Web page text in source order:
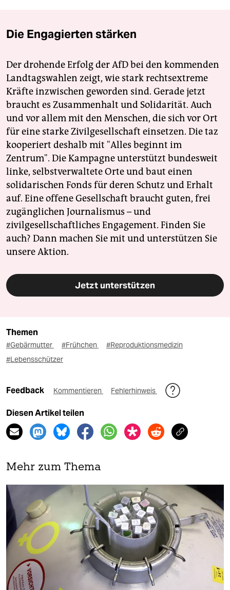
Die Engagierten stärken
Der drohende Erfolg der AfD bei den kommenden
Landtagswahlen zeigt, wie stark rechtsextreme
Kräfte inzwischen geworden sind. Gerade jetzt
braucht es Zusammenhalt und Solidarität. Auch
und vor allem mit den Menschen, die sich vor Ort
für eine starke Zivilgesellschaft einsetzen. Die taz
kooperiert deshalb mit "Alles beginnt im
Zentrum". Die Kampagne unterstützt bundesweit
linke, selbstverwaltete Orte und baut einen
solidarischen Fonds für deren Schutz und Erhalt
auf. Eine offene Gesellschaft braucht guten, frei
zugänglichen Journalismus – und
zivilgesellschaftliches Engagement. Finden Sie
auch? Dann machen Sie mit und unterstützen Sie
unsere Aktion.
Jetzt unterstützen
Themen
#Gebärmutter #Frühchen
#Reproduktionsmedizin
#Lebensschützer
Feedback Kommentieren Fehlerhinweis
Diesen Artikel teilen
Mehr zum Thema